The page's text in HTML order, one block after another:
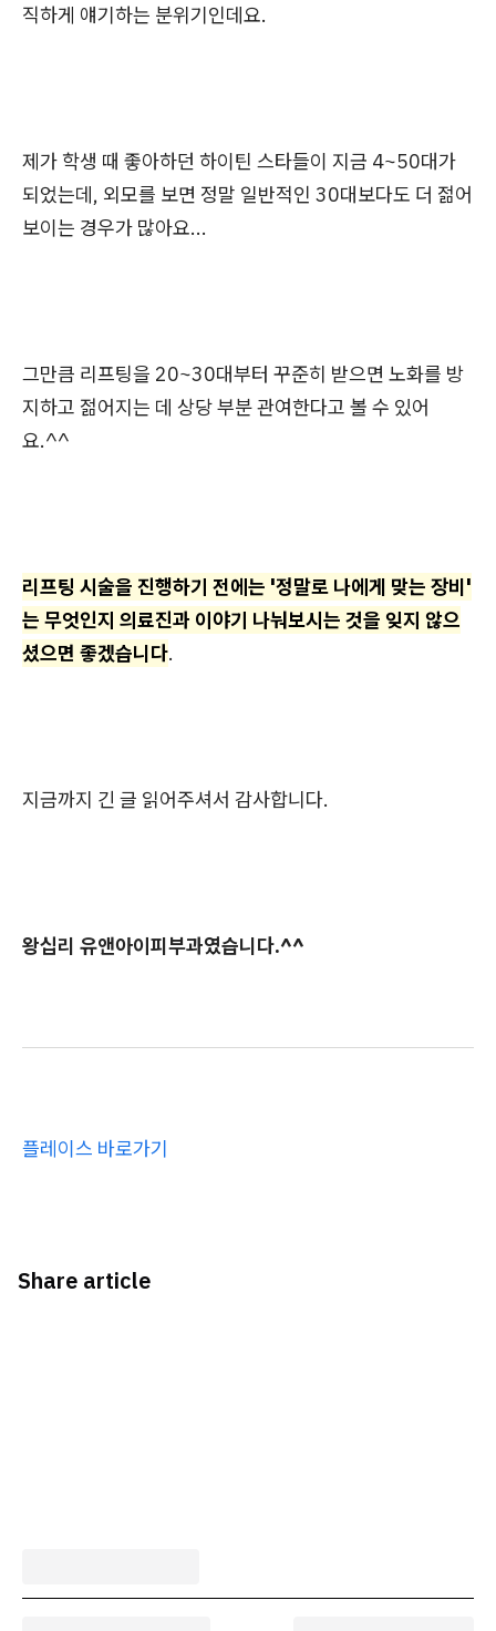
직하게 얘기하는 분위기인데요.
제가 학생 때 좋아하던 하이틴 스타들이 지금 4~50대가
되었는데, 외모를 보면 정말 일반적인 30대보다도 더 젊어
보이는 경우가 많아요...
그만큼 리프팅을 20~30대부터 꾸준히 받으면 노화를 방
지하고 젊어지는 데 상당 부분 관여한다고 볼 수 있어
요.^^
리프팅 시술을 진행하기 전에는 '정말로 나에게 맞는 장비'
는 무엇인지 의료진과 이야기 나눠보시는 것을 잊지 않으
셨으면 좋겠습니다.
지금까지 긴 글 읽어주셔서 감사합니다.
왕십리 유앤아이피부과였습니다.^^
플레이스 바로가기
Share article